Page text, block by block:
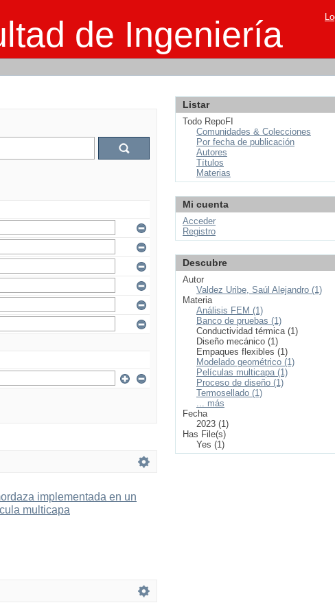
de Ingeniería
implementada en un
multicapa
Listar
Todo RepoFI
Comunidades & Colecciones
Por fecha de publicación
Autores
Títulos
Materias
Mi cuenta
Acceder
Registro
Descubre
Autor
Valdez Uribe, Saúl Alejandro (1)
Materia
Análisis FEM (1)
Banco de pruebas (1)
Conductividad térmica (1)
Diseño mecánico (1)
Empaques flexibles (1)
Modelado geométrico (1)
Películas multicapa (1)
Proceso de diseño (1)
Termosellado (1)
... más
Fecha
2023 (1)
Has File(s)
Yes (1)